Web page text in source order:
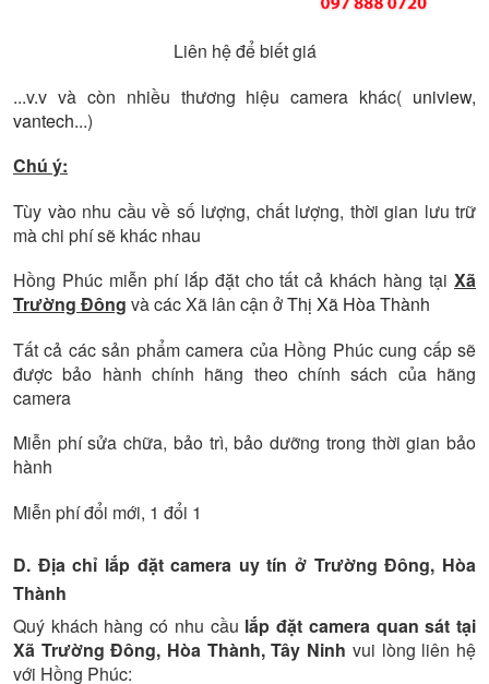
Liên hệ để biết giá
...v.v và còn nhiều thương hiệu camera khác( uniview,
vantech...)
Chú ý:
Tùy vào nhu cầu về số lượng, chất lượng, thời gian lưu trữ
mà chi phí sẽ khác nhau
Hồng Phúc miễn phí lắp đặt cho tất cả khách hàng tại Xã
Trường Đông và các Xã lân cận ởThị Xã Hòa Thành
Tất cả các sản phẩm camera của Hồng Phúc cung cấp sẽ
được bảo hành chính hãng theo chính sách của hãng
camera
Miễn phí sửa chữa, bảo trì, bảo dưỡng trong thời gian bảo
hành
Miễn phí đổi mới, 1 đổi 1
D. Địa chỉ lắp đặt camera uy tín ở Trường Đông, Hòa
Thành
Quý khách hàng có nhu cầu lắp đặt camera quan sát tại
Xã Trường Đông, Hòa Thành, Tây Ninh vui lòng liên hệ
với Hồng Phúc: